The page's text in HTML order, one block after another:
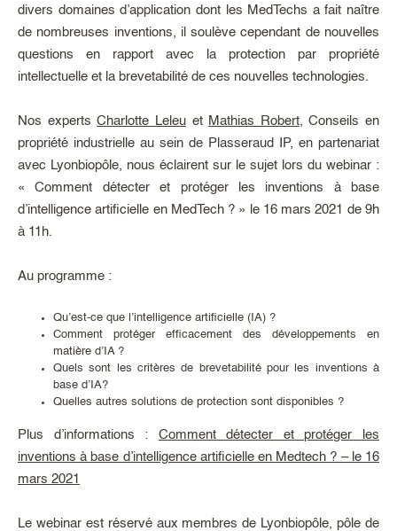
divers domaines d’application dont les MedTechs a fait naître
de nombreuses inventions, il soulève cependant de nouvelles
questions en rapport avec la protection par propriété
intellectuelle et la brevetabilité de ces nouvelles technologies.
Nos expertsCharlotte Leleuet Mathias Robert, Conseils en
propriété industrielle au sein de Plasseraud IP, en partenariat
avec Lyonbiopôle, nous éclairent sur le sujet lors du webinar :
« Comment détecter et protéger les inventions à base
d’intelligence artificielle en MedTech ? » le 16 mars 2021 de 9h
à 11h.
Au programme :
Qu’est-ce que l’intelligence artificielle (IA) ?
Comment protéger efficacement des développements en
matière d’IA ?
Quels sont les critères de brevetabilité pour les inventions à
base d’IA?
Quelles autres solutions de protection sont disponibles ?
Plus d’informations : Comment détecter et protéger les
inventions à base d’intelligence artificielle en Medtech ? – le 16
mars 2021
Le webinar est réservé aux membres de Lyonbiopôle, pôle de